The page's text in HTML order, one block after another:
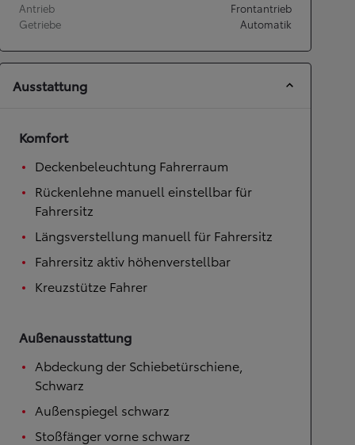
Antrieb
Frontantrieb
Getriebe
Automatik
Ausstattung
Komfort
Deckenbeleuchtung Fahrerraum
Rückenlehne manuell einstellbar für
Fahrersitz
Längsverstellung manuell für Fahrersitz
Fahrersitz aktiv höhenverstellbar
Kreuzstütze Fahrer
Außenausstattung
Abdeckung der Schiebetürschiene,
Schwarz
Außenspiegel schwarz
Stoßfänger vorne schwarz